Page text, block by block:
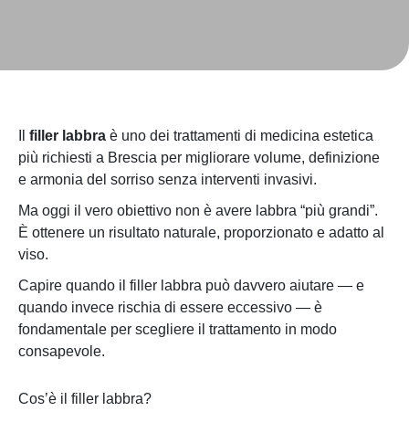
filler labbra è uno dei trattamenti di medicina estetica
più richiesti a Brescia per migliorare volume, definizione
e armonia del sorriso senza interventi invasivi.
Ma oggi il vero obiettivo non è avere labbra “più grandi”.
È ottenere un risultato naturale, proporzionato e adatto al
viso.
Capire quando il filler labbra può davvero aiutare — e
quando invece rischia di essere eccessivo — è
fondamentale per scegliere il trattamento in modo
consapevole.
Cos’è il filler labbra?